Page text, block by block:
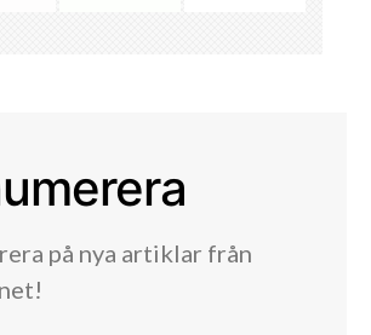
på nya artiklar från